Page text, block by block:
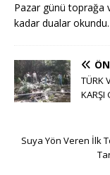
Pazar günü toprağa
kadar dualar
TÜRK
KARŞI
Suya Yön Veren İlk